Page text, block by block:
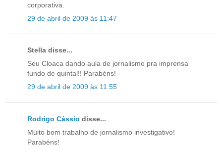
corporativa.
29 de abril de 2009 às 11:47
Stella disse...
Seu Cloaca dando aula de jornalismo pra imprensa
fundo de quintal!! Parabéns!
29 de abril de 2009 às 11:55
Rodrigo Cássio disse...
Muito bom trabalho de jornalismo investigativo!
Parabéns!